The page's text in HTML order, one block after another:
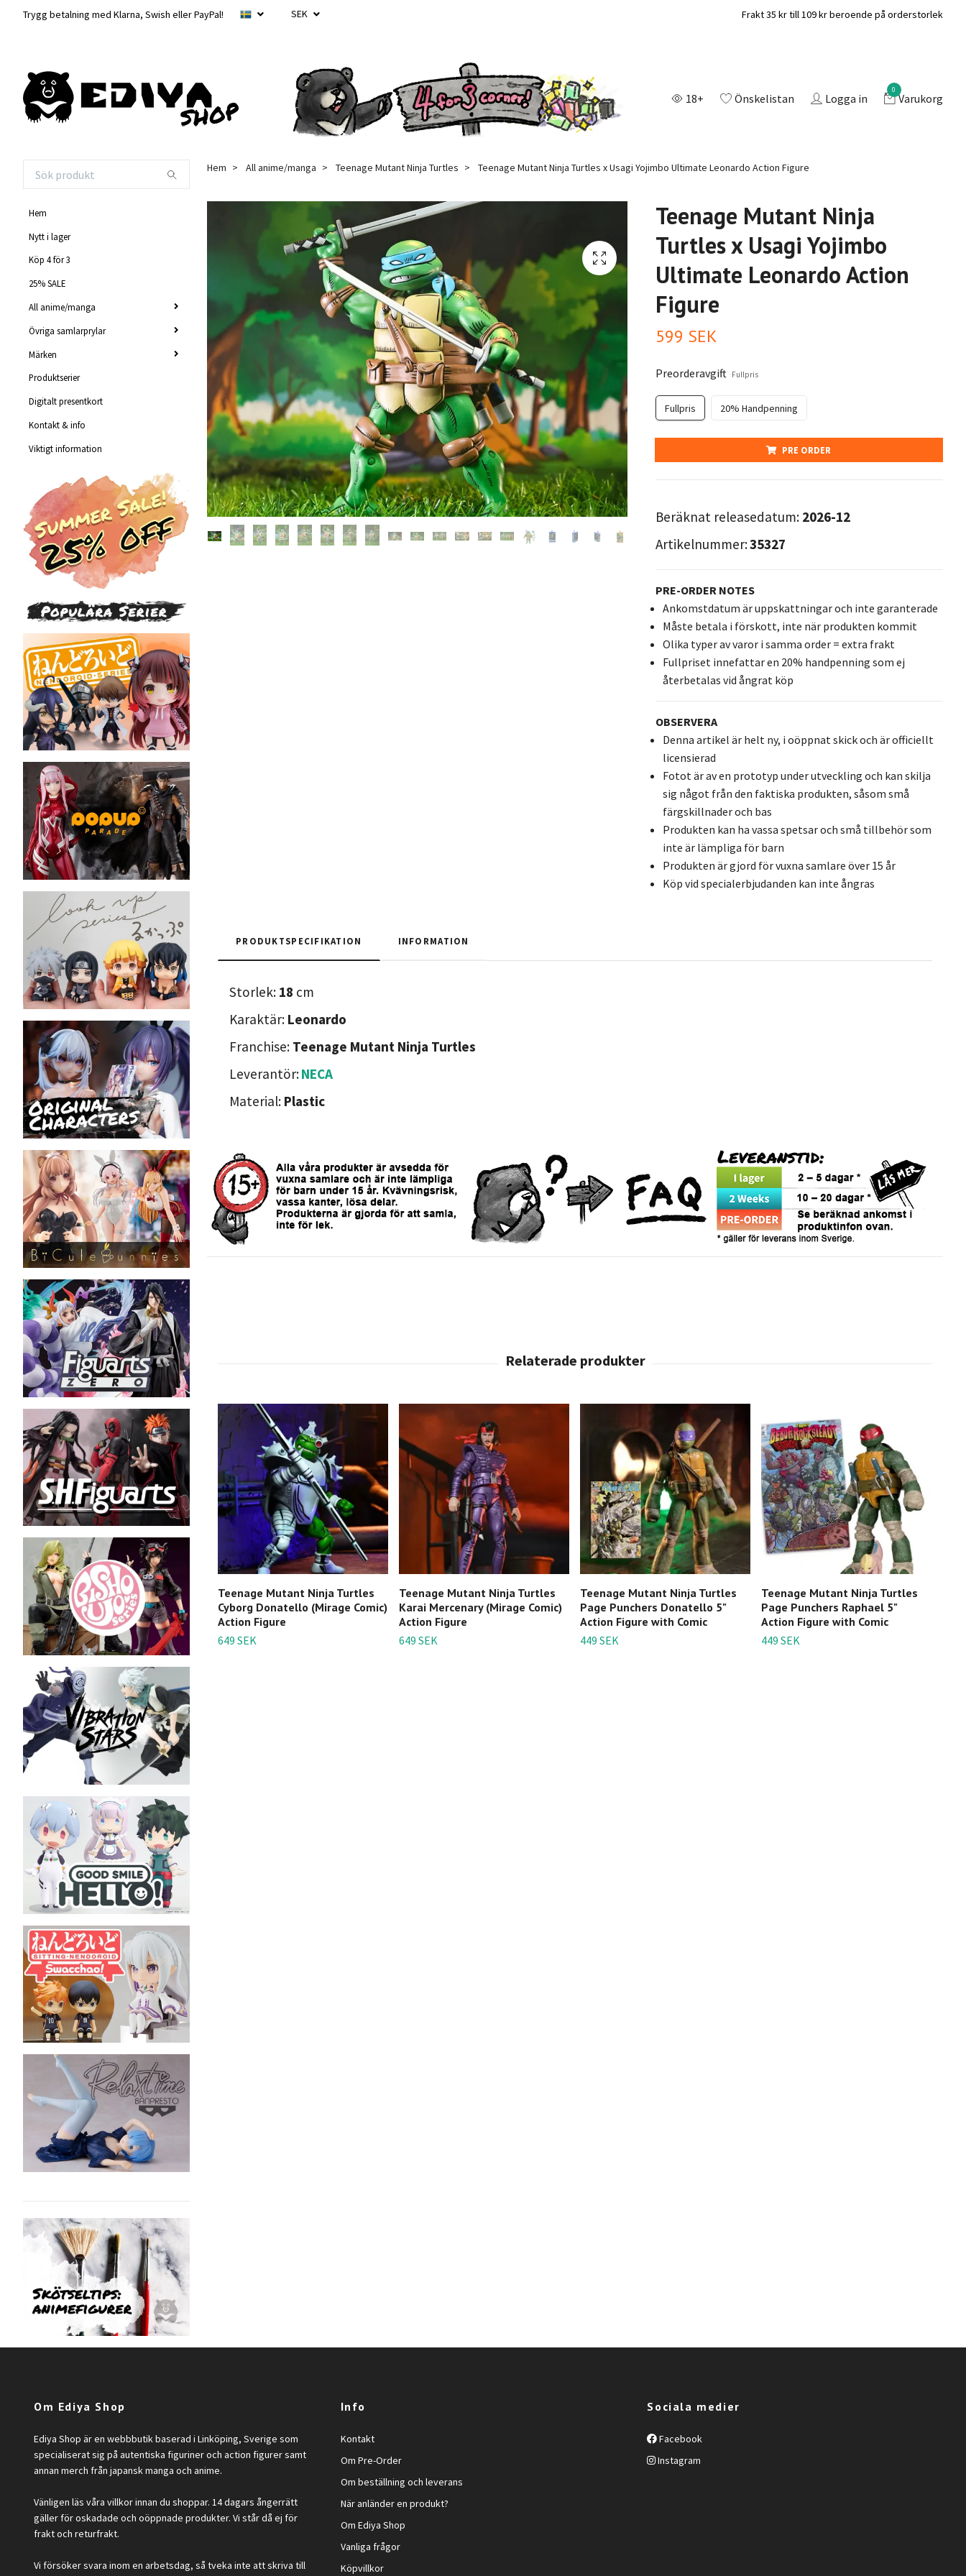
Trygg betalning med Klarna, Swish eller PayPal! SEK Frakt 35 kr till 109 kr beroende på orderstorlek
18+ Önskelistan Logga in
0
Varukorg
Hem
Nytt i lager
Köp 4 för 3
25% SALE
All anime/manga
Övriga samlarprylar
Märken
Produktserier
Digitalt presentkort
Kontakt & info
Viktigt information
Hem All anime/manga Teenage Mutant Ninja Turtles Teenage Mutant Ninja Turtles x Usagi Yojimbo Ultimate Leonardo Action Figure
Teenage Mutant Ninja
Turtles x Usagi Yojimbo
Ultimate Leonardo Action
Figure
599 SEK
Preorderavgift Fullpris
Fullpris 20% Handpenning
PRE ORDER
Beräknat releasedatum: 2026-12
Artikelnummer:35327
PRE-ORDER NOTES
Ankomstdatum är uppskattningar och inte garanterade
Måste betala i förskott, inte när produkten kommit
Olika typer av varor i samma order = extra frakt
Fullpriset innefattar en 20% handpenning som ej
återbetalas vid ångrat köp
OBSERVERA
Denna artikel är helt ny, i oöppnat skick och är officiellt
licensierad
Fotot är av en prototyp under utveckling och kan skilja
sig något från den faktiska produkten, såsom små
färgskillnader och bas
Produkten kan ha vassa spetsar och små tillbehör som
inte är lämpliga för barn
Produkten är gjord för vuxna samlare över 15 år
Köp vid specialerbjudanden kan inte ångras
PRODUKTSPECIFIKATION INFORMATION
Storlek: 18 cm
Karaktär: Leonardo
Franchise: Teenage Mutant Ninja Turtles
Leverantör:NECA
Material: Plastic
Teenage Mutant Ninja Turtles
Cyborg Donatello (Mirage Comic)
Action Figure
649 SEK
Teenage Mutant Ninja Turtles
Karai Mercenary (Mirage Comic)
Action Figure
649 SEK
Teenage Mutant Ninja Turtles
Page Punchers Donatello 5"
Action Figure with Comic
449 SEK
Teenage Mutant Ninja Turtles
Page Punchers Raphael 5"
Action Figure with Comic
449 SEK
Om Ediya Shop
Ediya Shop är en webbbutik baserad i Linköping, Sverige som
specialiserat sig på autentiska figuriner och action figurer samt
annan merch från japansk manga och anime.
Vänligen läs våra villkor innan du shoppar. 14 dagars ångerrätt
gäller för oskadade och oöppnade produkter. Vi står då ej för
frakt och returfrakt.
Vi försöker svara inom en arbetsdag, så tveka inte att skriva till
Info
Kontakt
Om Pre-Order
Om beställning och leverans
När anländer en produkt?
Om Ediya Shop
Vanliga frågor
Köpvillkor
Sociala medier
Facebook
Instagram